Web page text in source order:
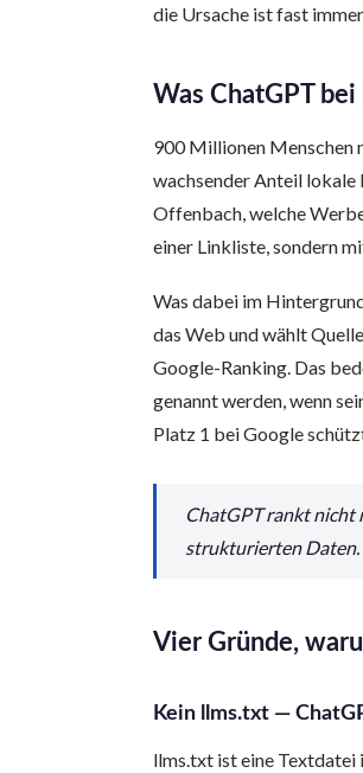
die Ursache ist fast
Was ChatGPT
900 Millionen Menschen
wachsender Anteil lokale
Offenbach, welche
einer Linkliste, sondern
Was dabei im
das Web und wählt
Google-Ranking. Das
genannt werden, wenn
Platz 1 bei Google
ChatGPT rankt nicht
strukturierten Daten.
Vier Gründe,
Kein llms.txt —
llms.txt ist eine